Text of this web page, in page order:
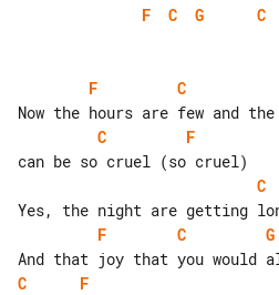
F
C G C
F C
C
F
C
F
C
G
C
F